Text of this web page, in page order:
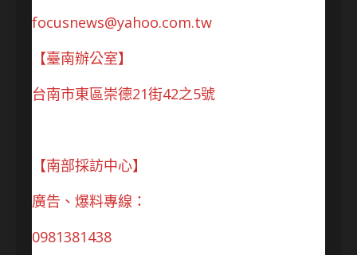
focusnews@yahoo.com.tw
【臺南辦公室】
台南市東區崇德21街42之5號
【南部採訪中心】
廣告、爆料專線：
0981381438